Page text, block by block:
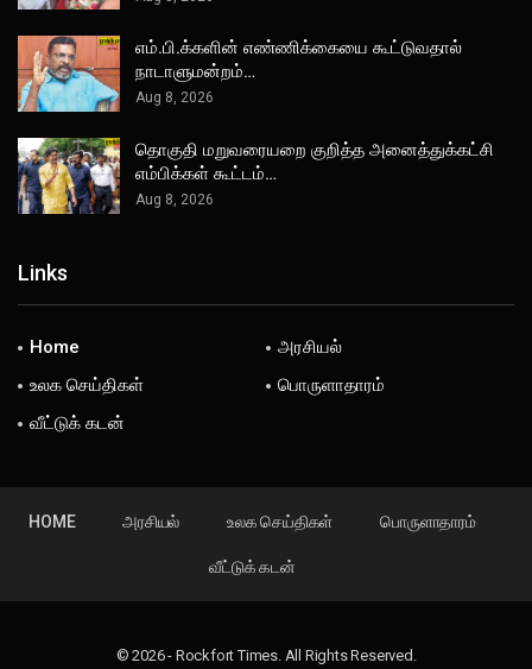
எம்.பி.க்களின் எண்ணிக்கையை கூட்டுவதால்
நாடாளுமன்றம்…
Aug 8, 2026
தொகுதி மறுவரையறை குறித்த அனைத்துக்கட்சி
எம்பிக்கள் கூட்டம்…
Aug 8, 2026
Links
Home
அரசியல்
உலக செய்திகள்
பொருளாதாரம்
வீட்டுக் கடன்
HOME அரசியல் உலக செய்திகள் பொருளாதாரம்
வீட்டுக் கடன்
© 2026 - Rockfort Times. All Rights Reserved.